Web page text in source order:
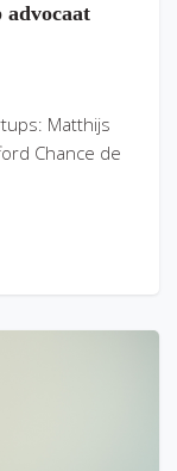
advocaat
Matthijs
Chance de